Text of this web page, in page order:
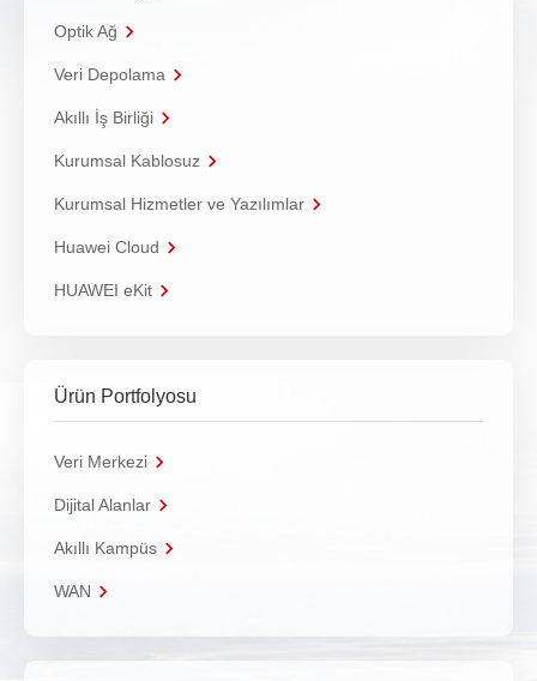
Optik Ağ
Veri Depolama
Akıllı İş Birliği
Kurumsal Kablosuz
Kurumsal Hizmetler ve Yazılımlar
Huawei Cloud
HUAWEI eKit
Ürün Portfolyosu
Veri Merkezi
Dijital Alanlar
Akıllı Kampüs
WAN